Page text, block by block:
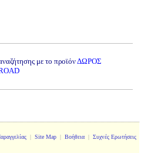
με το προϊόνΔΩΡΟΣ
| Site Map| Βοήθεια| Συχνές Ερωτήσεις